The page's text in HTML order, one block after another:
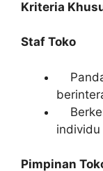
Kriteria
Staf Toko
Pimpinan